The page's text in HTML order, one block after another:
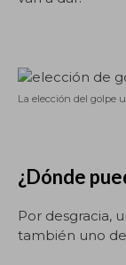
La elección del golpe
¿Dónde
Por desgracia,
también uno